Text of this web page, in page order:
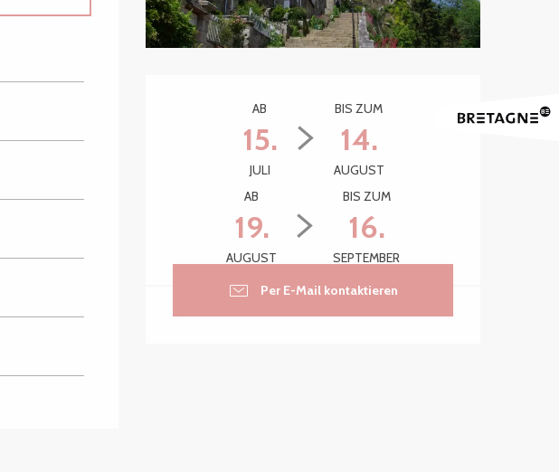
Öffnungszeiten &
AB
15.
JULI
BIS ZUM
14.
AUGUST
AB
19.
AUGUST
BIS ZUM
16.
SEPTEMBER
Per E-Mail kontaktieren